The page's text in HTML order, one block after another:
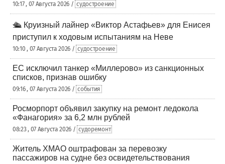
10:17 , 07 Августа 2026 / судостроение
🛳️ Круизный лайнер «Виктор Астафьев» для Енисея
приступил к ходовым испытаниям на Неве
10:10 , 07 Августа 2026 / судостроение
ЕС исключил танкер «Миллерово» из санкционных
списков, признав ошибку
09:16 , 07 Августа 2026 / события
Росморпорт объявил закупку на ремонт ледокола
«Фанагория» за 6,2 млн рублей
08:23 , 07 Августа 2026 / судоремонт
Житель ХМАО оштрафован за перевозку
пассажиров на судне без освидетельствования